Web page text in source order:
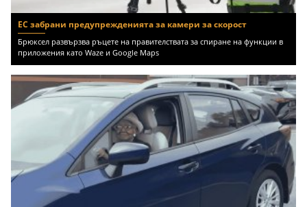
ЕС забрани предупрежденията за камери за скорост
Брюксел развързва ръцете на правителствата за спиране на функции в
приложения като Waze и Google Maps